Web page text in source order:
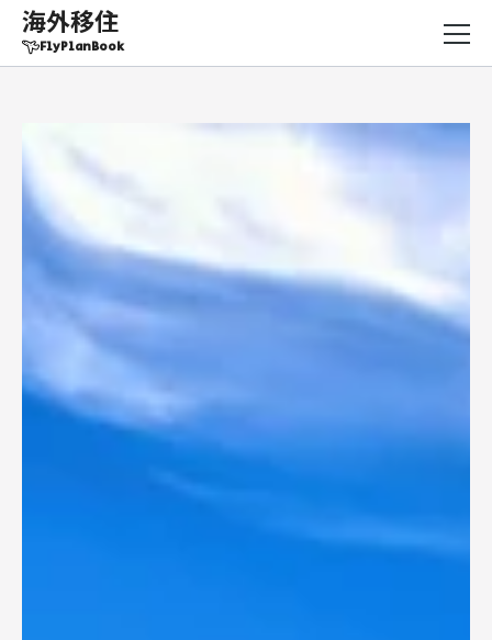
海外移住
FlyPlanBook